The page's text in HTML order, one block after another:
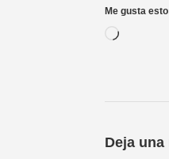
Me gusta
Deja